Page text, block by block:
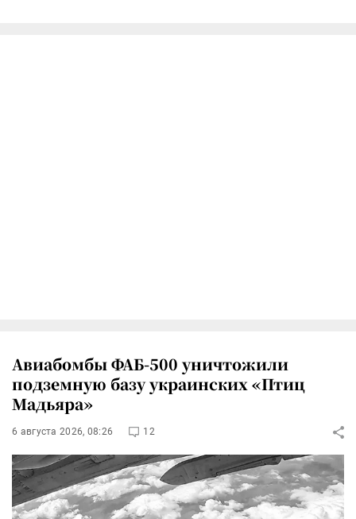
Авиабомбы ФАБ-500 уничтожили
подземную базу украинских «Птиц
Мадьяра»
6 августа 2026, 08:26 12